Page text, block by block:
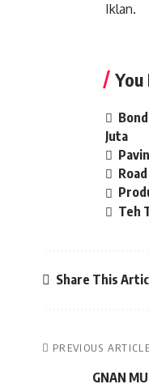
Iklan.
Juta
Teh
Share This
PREVIOUS ARTICLE
GNAN